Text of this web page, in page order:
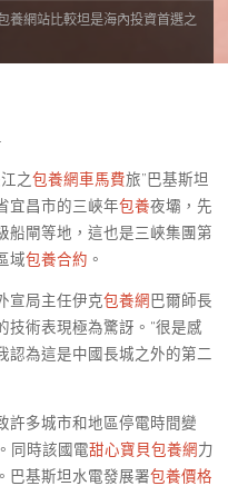
養網站比較坦是海內投資首選之
之包養網車馬費旅”巴基斯坦
宜昌市的三峽年包養夜壩，先
船閘等地，這也是三峽集團第
域包養合約 。
宣局主任伊克包養網 巴爾師長
技術表現極為驚訝。“很是感
認為這是中國長城之外的第二
許多城市和地區停電時間變
同時該國電甜心寶貝包養網力
巴基斯坦水電發展署包養價格